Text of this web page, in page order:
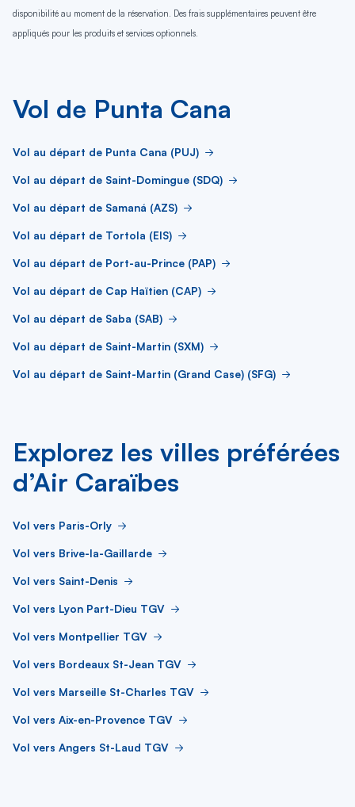
disponibilité au moment de la réservation. Des frais supplémentaires peuvent être
appliqués pour les produits et services optionnels.
Vol de Punta Cana
Vol au départ de Punta Cana (PUJ)
Vol au départ de Saint-Domingue (SDQ)
Vol au départ de Samaná (AZS)
Vol au départ de Tortola (EIS)
Vol au départ de Port-au-Prince (PAP)
Vol au départ de Cap Haïtien (CAP)
Vol au départ de Saba (SAB)
Vol au départ de Saint-Martin (SXM)
Vol au départ de Saint-Martin (Grand Case) (SFG)
Explorez les villes préférées
d’Air Caraïbes
Vol vers Paris-Orly
Vol vers Brive-la-Gaillarde
Vol vers Saint-Denis
Vol vers Lyon Part-Dieu TGV
Vol vers Montpellier TGV
Vol vers Bordeaux St-Jean TGV
Vol vers Marseille St-Charles TGV
Vol vers Aix-en-Provence TGV
Vol vers Angers St-Laud TGV